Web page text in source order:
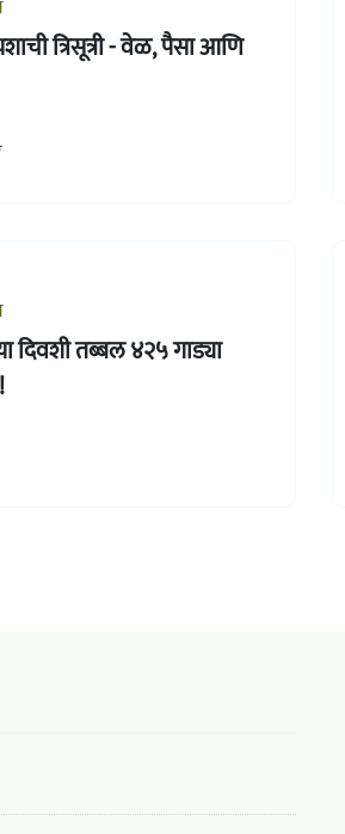
त्रिसूत्री - वेळ, पैसा आणि
दिवशी तब्बल ४२५ गाड्या